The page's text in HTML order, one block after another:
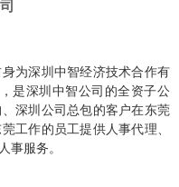
为深圳中智经济技术合作有
是深圳中智公司的全资子公
深圳公司总包的客户在东莞
工作的员工提供人事代理、
事服务。